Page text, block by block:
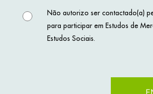
Não autorizo ser contactado(a)
para participar em Estudos de
Estudos Sociais.